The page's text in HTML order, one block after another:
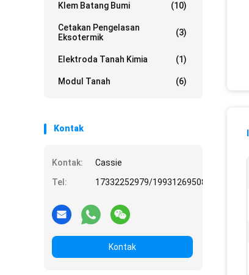
Klem Batang Bumi (10)
Cetakan Pengelasan
Eksotermik
(3)
Elektroda Tanah Kimia (1)
Modul Tanah (6)
Kontak
Kontak:
Cassie
Tel:
17332252979/19931269508
Kontak